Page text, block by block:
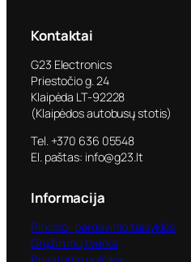
Kontaktai
G23 Electronics
Priestočio g. 24
Klaipėda LT-92228
(Klaipėdos autobusų stotis)
Tel. +370 636 05548
El. paštas: info@g23.lt
Informacija
Pirkimo–pardavimo taisyklės
Grąžinimų tvarka